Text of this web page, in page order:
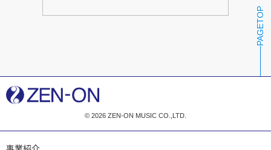
PAGETOP
© 2026 ZEN-ON MUSIC CO.,LTD.